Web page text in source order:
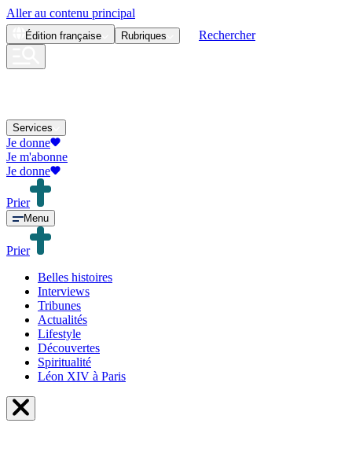
Aller au contenu principal
Édition française Rubriques Rechercher
Services
Je donne
Je m'abonne
Je donne
Prier
Menu
Prier
Belles histoires
Interviews
Tribunes
Actualités
Lifestyle
Découvertes
Spiritualité
Léon XIV à Paris